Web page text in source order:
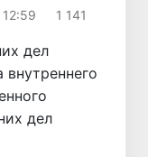
1 141
дел
дел